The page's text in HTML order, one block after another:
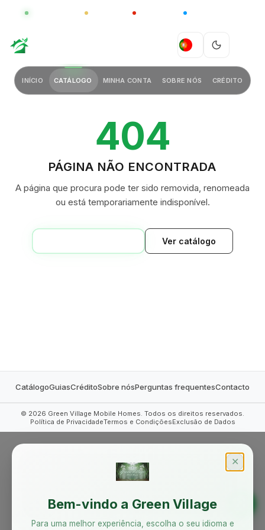
CHINA
PT
INÍCIO CATÁLOGO MINHA CONTA SOBRE NÓS CRÉDITO
404
PÁGINA NÃO ENCONTRADA
A página que procura pode ter sido removida, renomeada
ou está temporariamente indisponível.
Ver catálogo
CatálogoGuiasCréditoSobre nósPerguntas frequentesContacto
© 2026 Green Village Mobile Homes. Todos os direitos reservados.
Política de PrivacidadeTermos e CondiçõesExclusão de Dados
✕
Bem-vindo a Green Village
Para uma melhor experiência, escolha o seu idioma e